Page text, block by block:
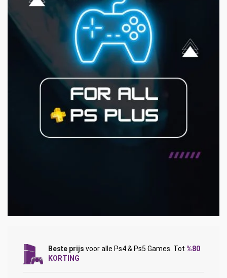
Beste prijs voor alle Ps4 & Ps5 Games. Tot %80
KORTING